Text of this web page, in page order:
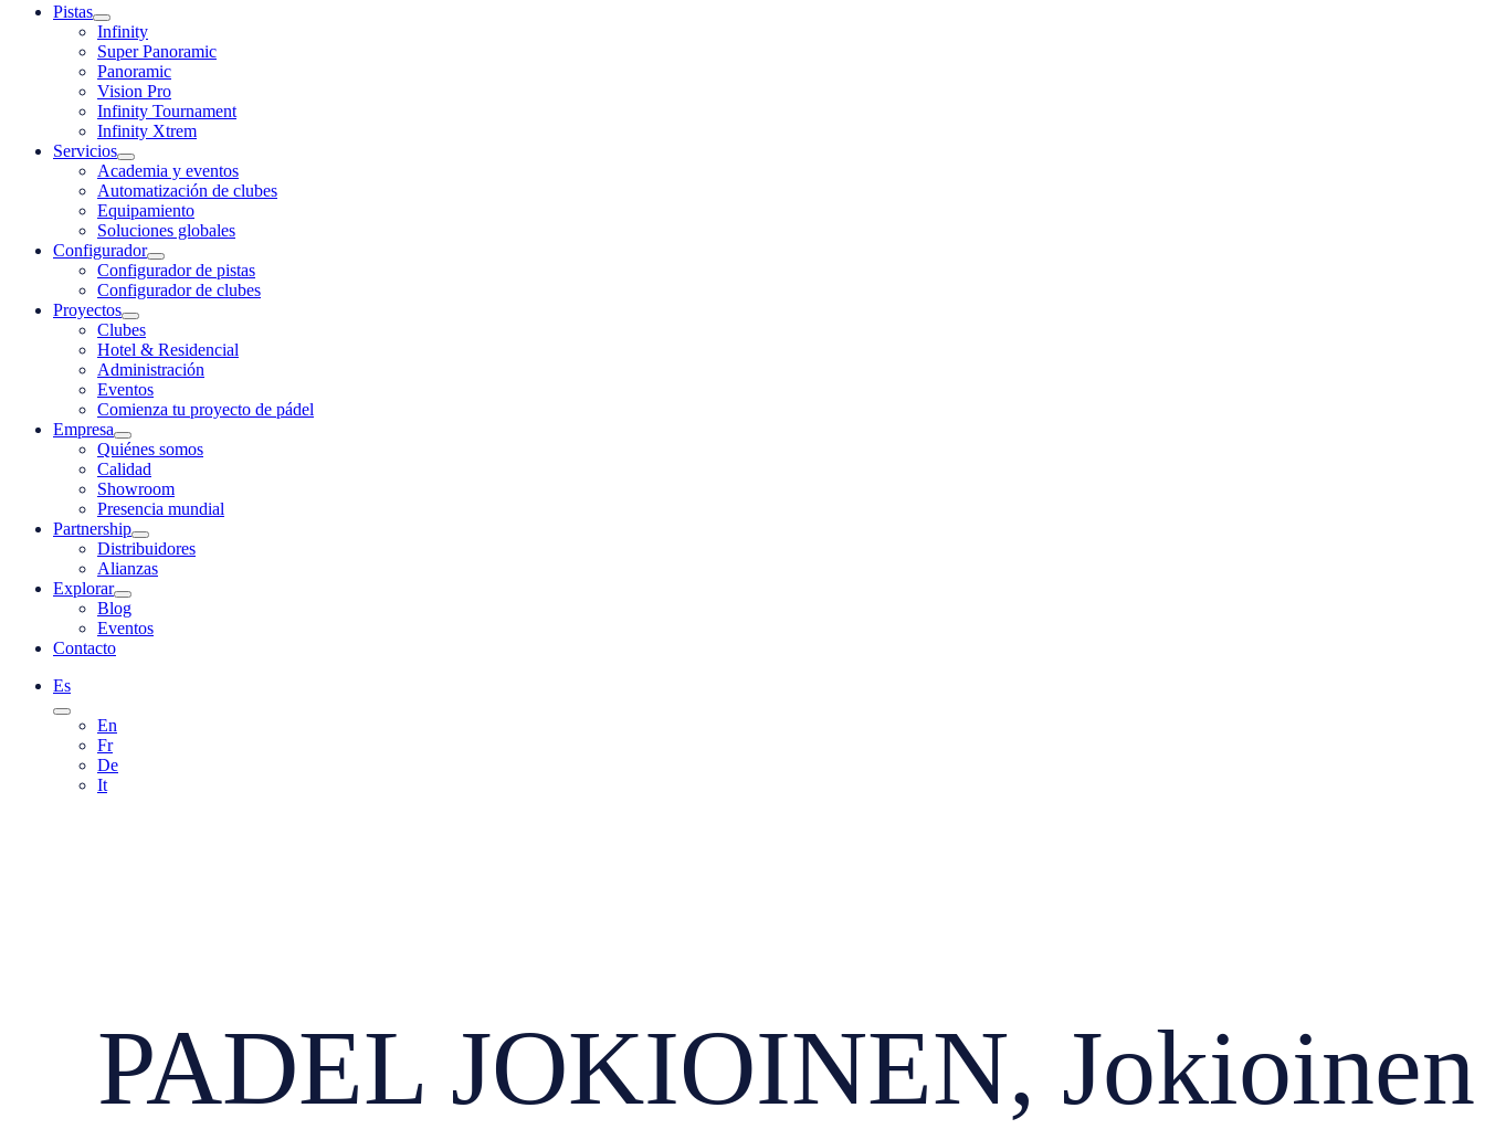
Pistas
Infinity
Super Panoramic
Panoramic
Vision Pro
Infinity Tournament
Infinity Xtrem
Servicios
Academia y eventos
Automatización de clubes
Equipamiento
Soluciones globales
Configurador
Configurador de pistas
Configurador de clubes
Proyectos
Clubes
Hotel & Residencial
Administración
Eventos
Comienza tu proyecto de pádel
Empresa
Quiénes somos
Calidad
Showroom
Presencia mundial
Partnership
Distribuidores
Alianzas
Explorar
Blog
Eventos
Contacto
Es
En
Fr
De
It
PADEL JOKIOINEN, Jokioinen